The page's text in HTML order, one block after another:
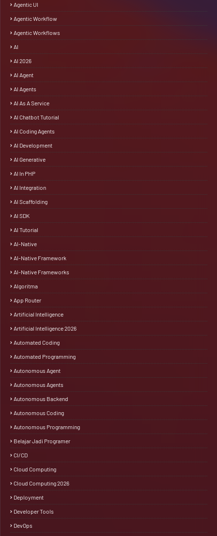
Agentic UI
Agentic Workflow
Agentic Workflows
AI
AI 2026
AI Agent
AI Agents
AI As A Service
AI Chatbot Tutorial
AI Coding Agents
AI Development
AI Generative
AI In PHP
AI Integration
AI Scaffolding
AI SDK
AI Tutorial
AI-Native
AI-Native Framework
AI-Native Frameworks
Algoritma
App Router
Artificial Intelligence
Artificial Intelligence 2026
Automated Coding
Automated Programming
Autonomous Agent
Autonomous Agents
Autonomous Backend
Autonomous Coding
Autonomous Programming
Belajar Jadi Programer
CI/CD
Cloud Computing
Cloud Computing 2026
Deployment
Developer Tools
DevOps